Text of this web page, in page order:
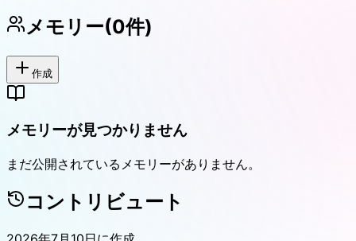
メモリー(0件)
作成
メモリーが見つかりません
まだ公開されているメモリーがありません。
コントリビュート